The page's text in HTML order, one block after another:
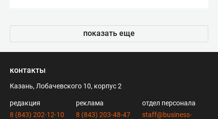
показать еще
контакты
Казань, Лобачевского 10, корпус 2
редакция
8 (843) 202-12-10
реклама
8 (843) 203-48-47
отдел персонала
staff@business-